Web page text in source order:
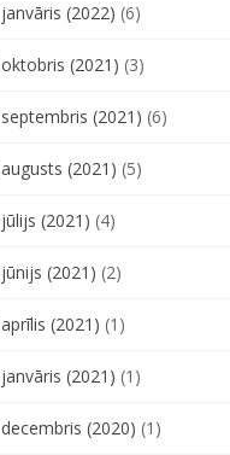
janvāris (2022) (6)
oktobris (2021) (3)
septembris (2021) (6)
augusts (2021) (5)
jūlijs (2021) (4)
jūnijs (2021) (2)
aprīlis (2021) (1)
janvāris (2021) (1)
decembris (2020) (1)